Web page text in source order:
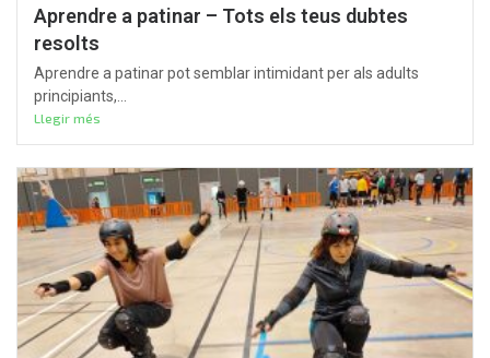
Aprendre a patinar – Tots els teus dubtes
resolts
Aprendre a patinar pot semblar intimidant per als adults
principiants,...
Llegir més